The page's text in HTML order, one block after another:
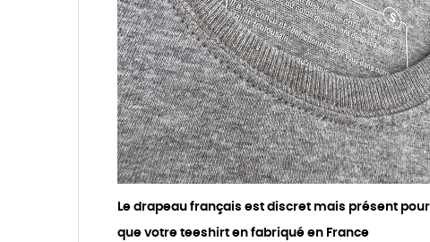
Le drapeau français est discret mais présent
que votre teeshirt en fabriqué en France